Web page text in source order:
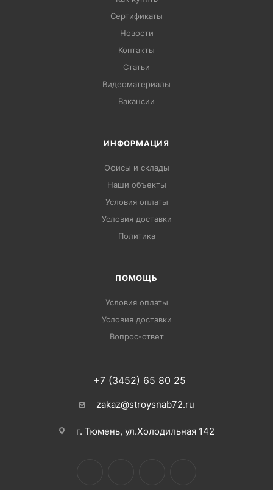
Сертификаты
Новости
Контакты
Статьи
Видеоматериалы
Вакансии
ИНФОРМАЦИЯ
Офисы и склады
Наши объекты
Условия оплаты
Условия доставки
Политика
ПОМОЩЬ
Условия оплаты
Условия доставки
Вопрос-ответ
+7 (3452) 65 80 25
zakaz@stroysnab72.ru
г. Тюмень, ул.Холодильная 142